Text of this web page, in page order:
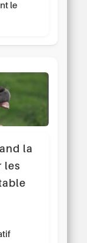
le
la
les